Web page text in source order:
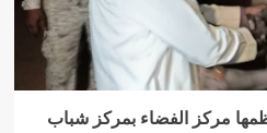
مركز الفضاء بمركز شباب